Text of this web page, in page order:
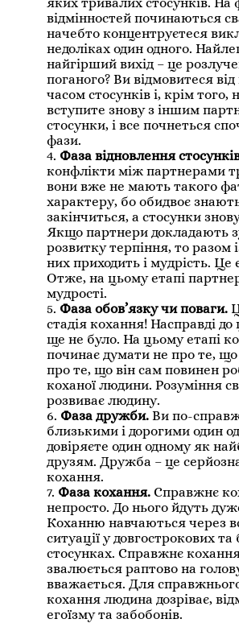
відмінностей починаються
начебто концентруєтеся
недоліках один одного.
найгірший вихід – це
поганого? Ви відмовитеся
часом стосунків і, крім того,
вступите знову з іншим
стосунки, і все почнеться
фази.
4. Фаза відновлення
конфлікти між партнерами
вони вже не мають такого
характеру, бо обидвоє
закінчиться, а стосунки
Якщо партнери докладають
розвитку терпіння, то разом
них приходить і мудрість. Це
Отже, на цьому етапі
мудрості.
5. Фаза обов’язку чи поваги.
стадія кохання! Насправді
ще не було. На цьому етапі
починає думати не про те, що
про те, що він сам повинен
коханої людини. Розуміння
розвиває людину.
6. Фаза дружби. Ви по-
близькими і дорогими один
довіряєте один одному як
друзям. Дружба – це
кохання.
7. Фаза кохання. Справжнє
непросто. До нього йдуть
Коханню навчаються через
ситуації у довгострокових
стосунках. Справжнє
звалюється раптово на
вважається. Для
кохання людина дозріває,
егоїзму та забобонів.